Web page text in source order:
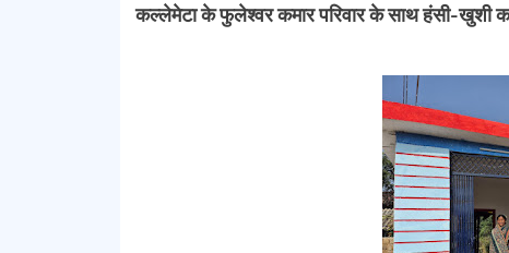
कल्लेमेटा के फुलेश्वर कमार परिवार के साथ हंसी-खुशी